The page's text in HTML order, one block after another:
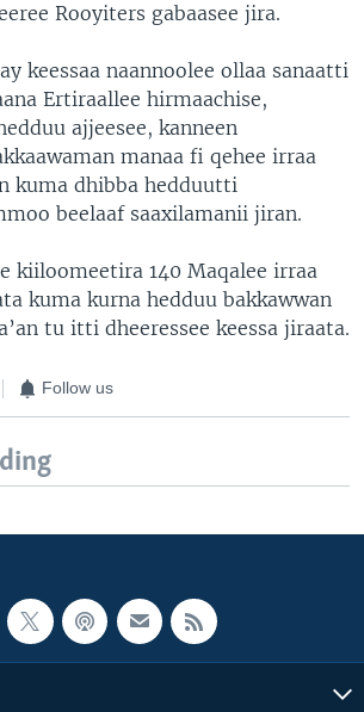
Rooyiters gabaasee jira.
keessaa naannoolee ollaa sanaatti
Ertiraallee hirmaachise,
ajjeesee, kanneen
manaa fi qehee irraa
kuma dhibba hedduutti
beelaaf saaxilamanii jiran.
kiiloomeetira 140 Maqalee irraa
kuma kurna hedduu bakkawwan
tu itti dheeressee keessa jiraata.
Follow us